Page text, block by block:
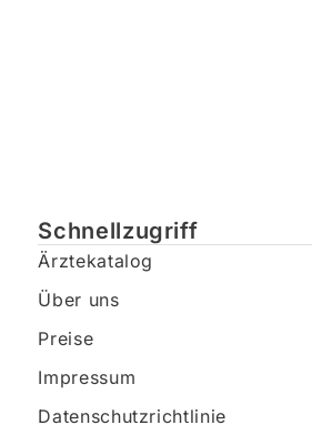
Schnellzugriff
Ärztekatalog
Über uns
Preise
Impressum
Datenschutzrichtlinie